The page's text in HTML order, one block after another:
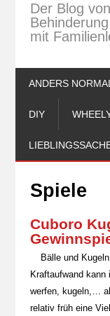
Der Blog
mit
ANDERS NORMAL
DIY
Spiele
Cuboro
Bälle und
Kraftaufwand
werfen, kugeln,…
relativ früh eine